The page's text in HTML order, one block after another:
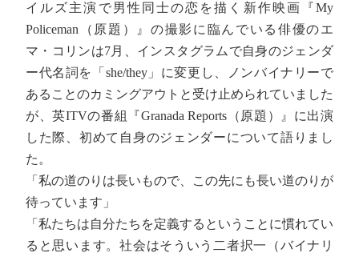
イルズ主演で男性同士の恋を描く新作映画『My
Policeman（原題）』の撮影に臨んでいる俳優のエ
マ・コリンは7月、インスタグラムで自身のジェンダ
ー代名詞を「she/they」に変更し、ノンバイナリーで
あることのカミングアウトと受け止められていました
が、英ITVの番組『Granada Reports（原題）』に出演
した際、初めて自身のジェンダーについて語りまし
た。
「私の道のりは長いもので、この先にも長い道のりが
待っています」
「私たちは自分たちを定義するということに慣れてい
ると思います。社会はそういう二者択一（バイナリ